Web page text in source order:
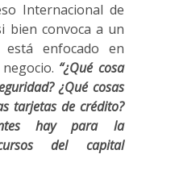
Internacional de
bien convoca a un
enfocado en
“¿Qué cosa
¿Qué cosas
tarjetas de crédito?
hay para la
del capital